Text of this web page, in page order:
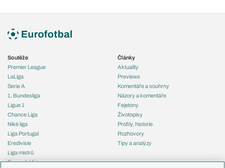
Soutěže
Premier League
LaLiga
Serie A
1. Bundesliga
Ligue 1
Chance Liga
Niké liga
Liga Portugal
Eredivisie
Liga mistrů
Evropská liga
Články
Aktuality
Previews
Komentáře a souhrny
Názory a komentáře
Fejetony
Životopisy
Profily, historie
Rozhovory
Tipy a analýzy